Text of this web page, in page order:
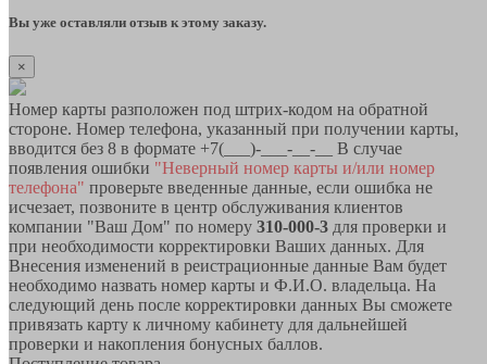
Вы уже оставляли отзыв к этому заказу.
×
Номер карты разположен под штрих-кодом на обратной
стороне. Номер телефона, указанный при получении карты,
вводится без 8 в формате +7(___)-___-__-__ В случае
появления ошибки "Неверный номер карты и/или номер
телефона" проверьте введенные данные, если ошибка не
исчезает, позвоните в центр обслуживания клиентов
компании "Ваш Дом" по номеру 310-000-3 для проверки и
при необходимости корректировки Ваших данных. Для
Внесения изменений в реистрационные данные Вам будет
необходимо назвать номер карты и Ф.И.О. владельца. На
следующий день после корректировки данных Вы сможете
привязать карту к личному кабинету для дальнейшей
проверки и накопления бонусных баллов.